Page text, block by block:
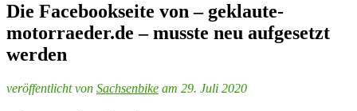
Die Facebookseite von – geklaute-
motorraeder.de – musste neu aufgesetzt
werden
veröffentlicht von Sachsenbike am 29. Juli 2020